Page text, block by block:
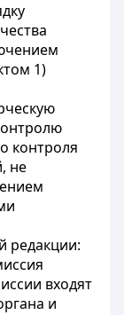
1)
контроля
не
редакции:
входят
и